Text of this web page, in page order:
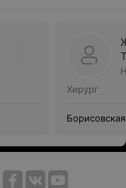
Хирург